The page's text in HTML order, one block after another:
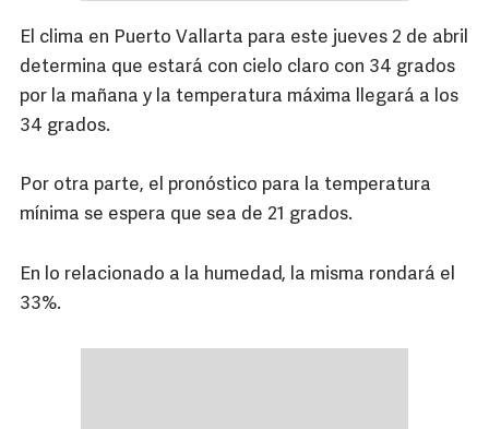
El clima en Puerto Vallarta para este jueves 2 de abril
determina que estará con cielo claro con 34 grados
por la mañana y la temperatura máxima llegará a los
34 grados.
Por otra parte, el pronóstico para la temperatura
mínima se espera que sea de 21 grados.
En lo relacionado a la humedad, la misma rondará el
33%.